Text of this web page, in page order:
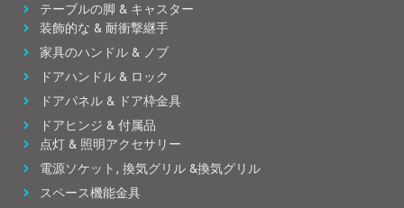
テーブルの脚 & キャスター
装飾的な & 耐衝撃継手
家具のハンドル & ノブ
ドアハンドル & ロック
ドアパネル & ドア枠金具
ドアヒンジ & 付属品
点灯 & 照明アクセサリー
電源ソケット, 換気グリル &換気グリル
スペース機能金具